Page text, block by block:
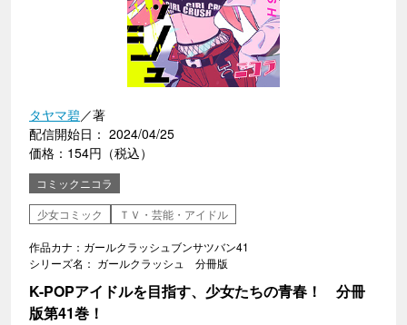
タヤマ碧／著
配信開始日： 2024/04/25
価格：154円（税込）
コミックニコラ
少女コミック
ＴＶ・芸能・アイドル
作品カナ：ガールクラッシュブンサツバン41
シリーズ名： ガールクラッシュ 分冊版
K-POPアイドルを目指す、少女たちの青春！ 分冊
版第41巻！